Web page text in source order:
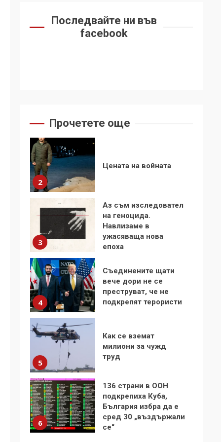
Последвайте ни във
facebook
Прочетете още
Удължаването на
1
стъпки от 1972 г.
2
Цената на войната
3
Аз съм изследовател
на геноцида.
Навлизаме в
ужасяваща нова
епоха
4
Съединените щати
вече дори не се
преструват, че не
подкрепят терористи
5
Как се вземат
милиони за чужд
труд
6
136 страни в ООН
подкрепиха Куба,
България избра да е
сред 30 „въздържали
се“